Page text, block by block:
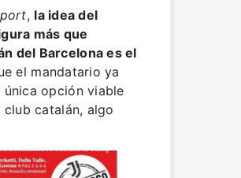
, la idea del
más que
del Barcelona es el
el mandatario ya
opción viable
club catalán, algo